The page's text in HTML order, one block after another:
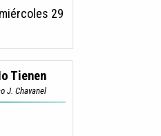
29
Tienen
J. Chavanel